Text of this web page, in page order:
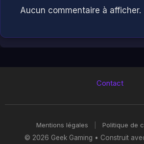
Aucun commentaire à afficher.
Contact
Mentions légales
Politique de
© 2026 Geek Gaming • Construit